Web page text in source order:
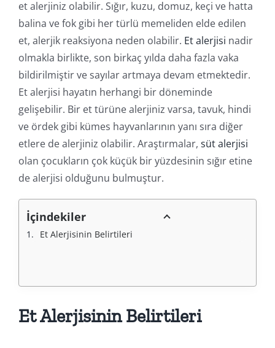
et alerjiniz olabilir. Sığır, kuzu, domuz, keçi ve hatta
balina ve fok gibi her türlü memeliden elde edilen
et, alerjik reaksiyona neden olabilir. Et alerjisi nadir
olmakla birlikte, son birkaç yılda daha fazla vaka
bildirilmiştir ve sayılar artmaya devam etmektedir.
Et alerjisi hayatın herhangi bir döneminde
gelişebilir. Bir et türüne alerjiniz varsa, tavuk, hindi
ve ördek gibi kümes hayvanlarının yanı sıra diğer
etlere de alerjiniz olabilir. Araştırmalar, süt alerjisi
olan çocukların çok küçük bir yüzdesinin sığır etine
de alerjisi olduğunu bulmuştur.
İçindekiler
Et Alerjisinin Belirtileri
Et Alerjisinin Belirtileri